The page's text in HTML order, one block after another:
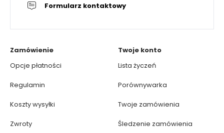
Formularz kontaktowy
Zamówienie
Opcje płatności
Regulamin
Koszty wysyłki
Zwroty
Twoje konto
Lista życzeń
Porównywarka
Twoje zamówienia
Śledzenie zamówienia